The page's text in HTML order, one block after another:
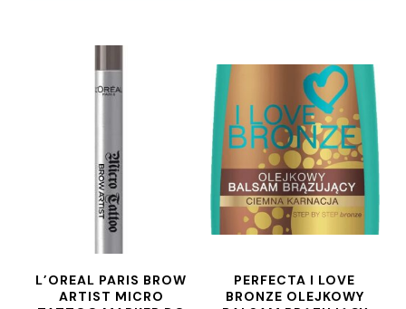
L’OREAL PARIS BROW
ARTIST MICRO
PERFECTA I LOVE
BRONZE OLEJKOWY